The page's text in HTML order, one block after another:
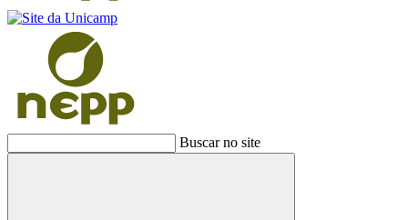
Buscar no site